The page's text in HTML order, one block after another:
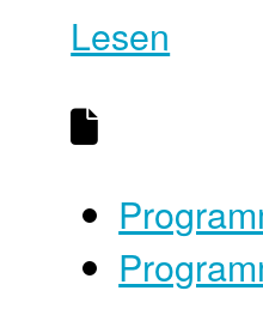
Lesen